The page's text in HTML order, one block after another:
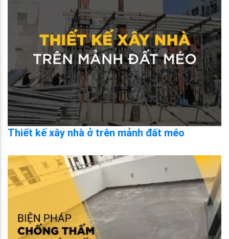
Thiết kế xây nhà ở trên mảnh đất méo